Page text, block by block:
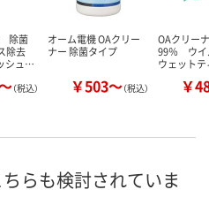
除菌
除去
シュ…
（税込）
オーム電機 OAクリー
ナー 除菌タイプ
￥503～（税込）
OAクリー
99％ ウ
ウェット
￥
らも検討されていま